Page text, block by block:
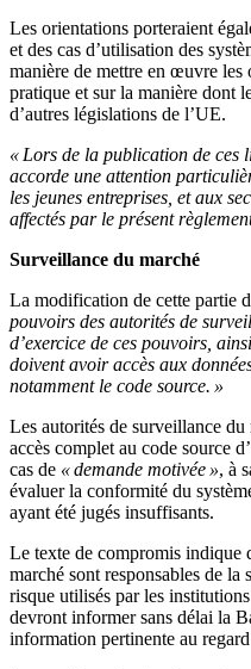
Les orientations porteraient
et des cas d’utilisation des
manière de mettre en œuvre les
pratique et sur la manière dont
d’autres législations de l’UE.
« Lors de la publication de ces
accorde une attention
les jeunes entreprises, et aux
affectés par le présent
Surveillance du marché
La modification de cette partie
pouvoirs des autorités de
d’exercice de ces pouvoirs,
doivent avoir accès aux
notamment le code source. »
Les autorités de surveillance
accès complet au code source
cas de « demande motivée », à
évaluer la conformité du
ayant été jugés insuffisants.
Le texte de compromis indique
marché sont responsables de la
risque utilisés par les
devront informer sans délai la
information pertinente au